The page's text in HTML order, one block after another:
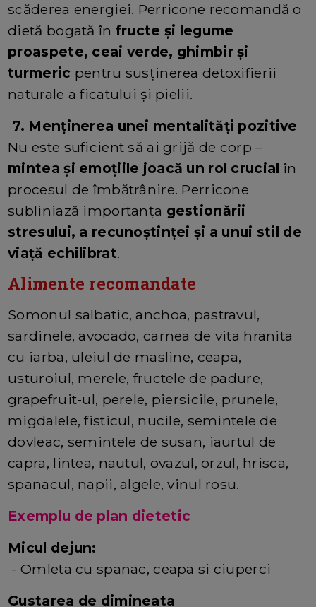
scăderea energiei. Perricone recomandă o
dietă bogată în fructe și legume
proaspete, ceai verde, ghimbir și
turmeric pentru susținerea detoxifierii
naturale a ficatului și pielii.
7. Menținerea unei mentalități pozitive
Nu este suficient să ai grijă de corp –
mintea și emoțiile joacă un rol crucial în
procesul de îmbătrânire. Perricone
subliniază importanța gestionării
stresului, a recunoștinței și a unui stil de
viață echilibrat.
Alimente recomandate
Somonul salbatic, anchoa, pastravul,
sardinele, avocado, carnea de vita hranita
cu iarba, uleiul de masline, ceapa,
usturoiul, merele, fructele de padure,
grapefruit-ul, perele, piersicile, prunele,
migdalele, fisticul, nucile, semintele de
dovleac, semintele de susan, iaurtul de
capra, lintea, nautul, ovazul, orzul, hrisca,
spanacul, napii, algele, vinul rosu.
Exemplu de plan dietetic
Micul dejun:
- Omleta cu spanac, ceapa si ciuperci
Gustarea de dimineata